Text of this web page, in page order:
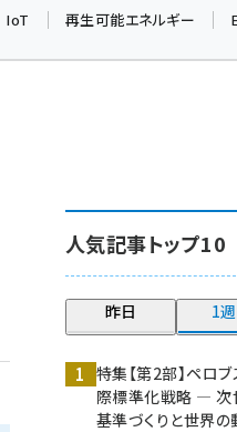
大
タ
IoT 再生可能エネルギー
人気記事トップ10
昨日 1
特集【第2部】ペロ
際標準化戦略 ― 次
基準づくりと世界